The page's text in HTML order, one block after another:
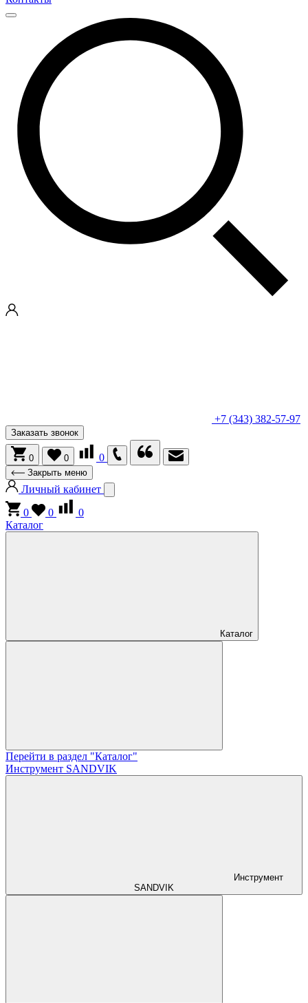
+7 (343) 382-57-97
Заказать звонок
0 0 0
Закрыть меню
Личный кабинет
0
0
0
Каталог
Каталог
Перейти в раздел "Каталог"
Инструмент SANDVIK
Инструмент
SANDVIK